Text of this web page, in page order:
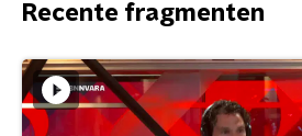
Recente fragmenten